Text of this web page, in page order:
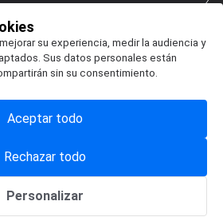
Gestión de cookies
su experiencia, medir la audiencia y
Sus datos personales están
sin su consentimiento.
Personalizar
Rechazar todo
Aceptar todo